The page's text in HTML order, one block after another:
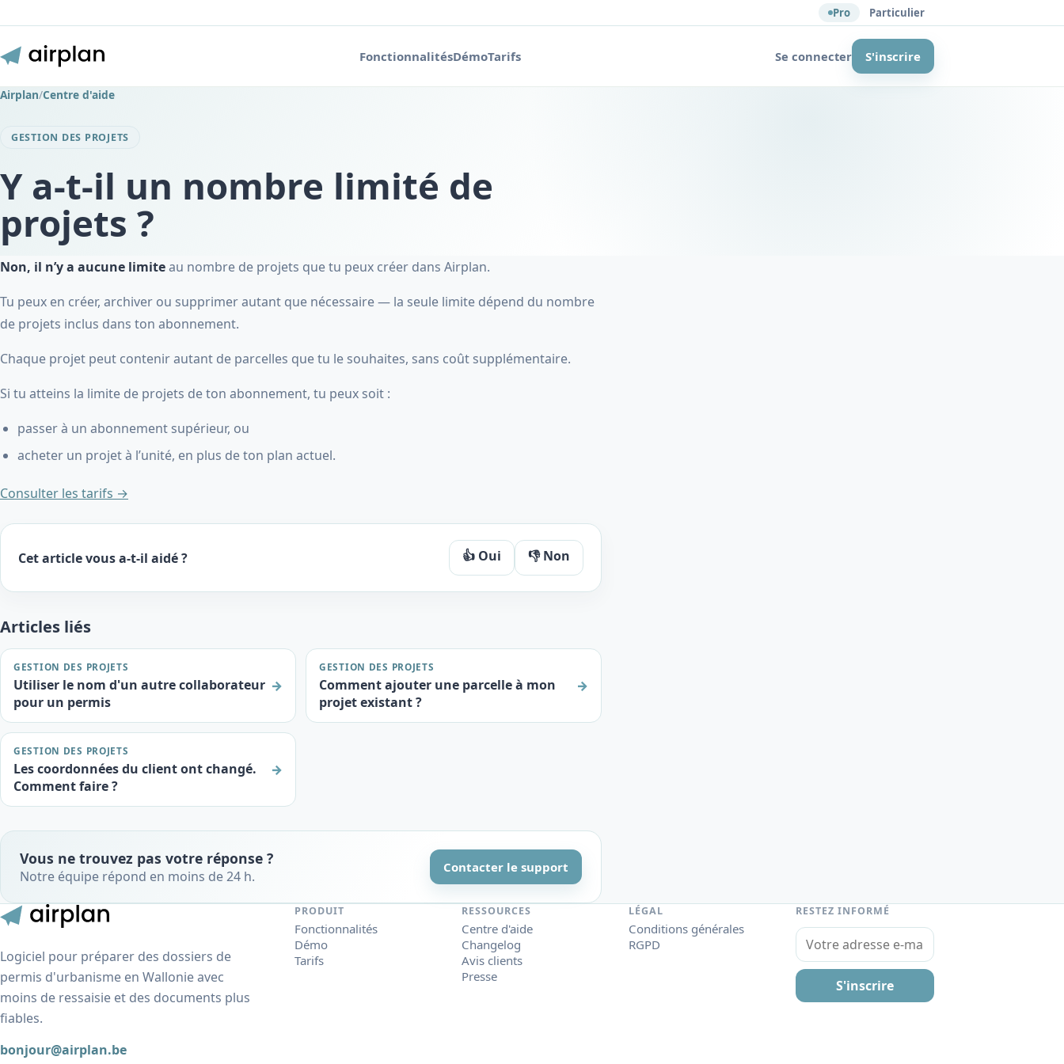
Pro Particulier
FonctionnalitésDémoTarifs Se connecter S'inscrire
Airplan/Centre d'aide
GESTION DES PROJETS
Y a-t-il un nombre limité de
projets ?
Non, il n’y a aucune limiteau nombre de projets que tu peux créer dans Airplan.
Tu peux en créer, archiver ou supprimer autant que nécessaire — la seule limite dépend du nombre
de projets inclus dans ton abonnement.
Chaque projet peut contenir autant de parcelles que tu le souhaites, sans coût supplémentaire.
Si tu atteins la limite de projets de ton abonnement, tu peux soit :
passer à un abonnement supérieur, ou
acheter un projet à l’unité, en plus de ton plan actuel.
Consulter les tarifs →
Cet article vous a-t-il aidé ? 👍 Oui 👎 Non
Articles liés
GESTION DES PROJETS
Utiliser le nom d'un autre collaborateur
pour un permis
→
GESTION DES PROJETS
Comment ajouter une parcelle à mon
projet existant ?
→
GESTION DES PROJETS
Les coordonnées du client ont changé.
Comment faire ?
→
Vous ne trouvez pas votre réponse ?
Notre équipe répond en moins de 24 h.
Contacter le support
Logiciel pour préparer des dossiers de
permis d'urbanisme en Wallonie avec
moins de ressaisie et des documents plus
fiables.
bonjour@airplan.be
PRODUIT
Fonctionnalités
Démo
Tarifs
RESSOURCES
Centre d'aide
Changelog
Avis clients
Presse
LÉGAL
Conditions générales
RGPD
RESTEZ INFORMÉ
Votre adresse e-mail
S'inscrire